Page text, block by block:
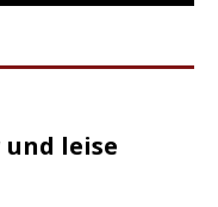
und leise